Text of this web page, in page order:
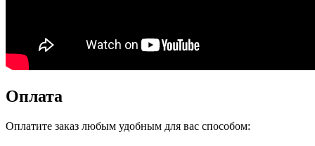
Оплата
Оплатите заказ любым удобным для вас способом: